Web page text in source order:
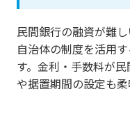
民間銀行の融資が難
自治体の制度を活用
す。金利・手数料が
や据置期間の設定も柔